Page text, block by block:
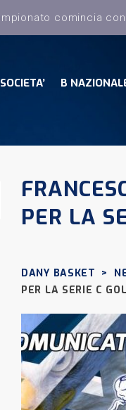
SOCIETA’ B
PER LA
DANY BASKET >
PER LA SERIE C